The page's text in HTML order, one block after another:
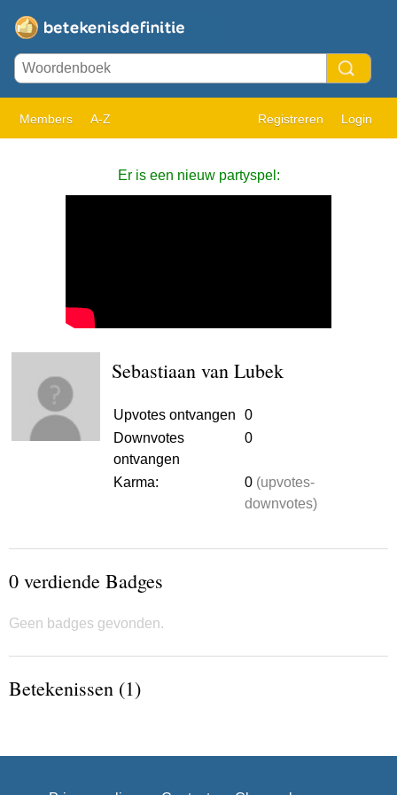
Members A-Z Registreren Login
Er is een nieuw partyspel:
Sebastiaan van Lubek
Upvotes ontvangen
0
Downvotes
ontvangen
0
Karma: 0 (upvotes-
downvotes)
0 verdiende Badges
Geen badges gevonden.
Betekenissen (1)